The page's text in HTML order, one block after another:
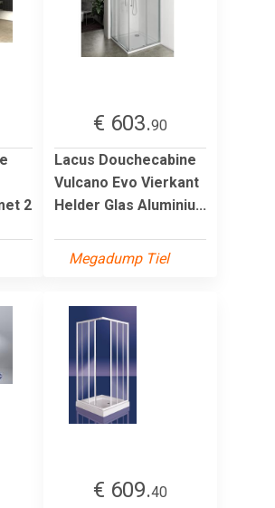
2
€ 603.90
Lacus Douchecabine
Vulcano Evo Vierkant
Helder Glas Aluminiu...
Megadump Tiel
€ 609.40